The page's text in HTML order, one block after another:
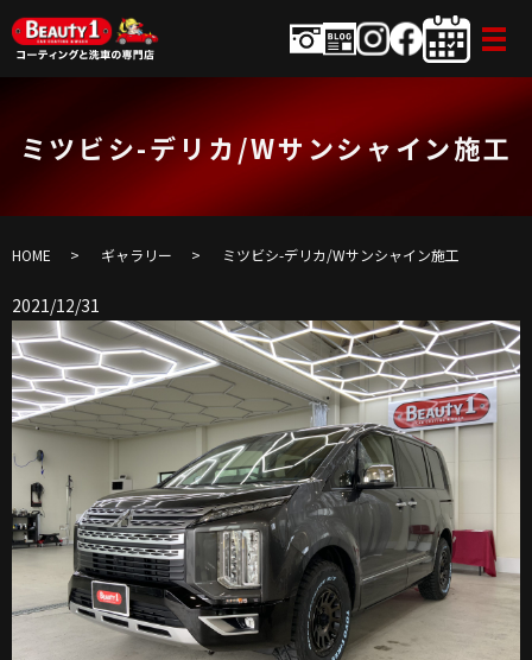
ミツビシ-デリカ/Wサンシャイン施工
HOME ギャラリー ミツビシ-デリカ/Wサンシャイン施工
2021/12/31